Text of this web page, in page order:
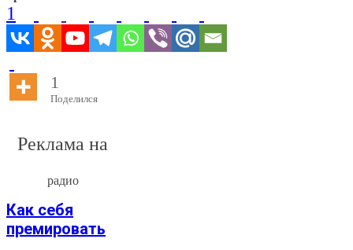
1
1
Поделился
Реклама на
радио
Как себя
премировать